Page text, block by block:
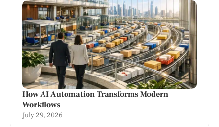
How AI Automation Transforms Modern
Workflows
July 29, 2026